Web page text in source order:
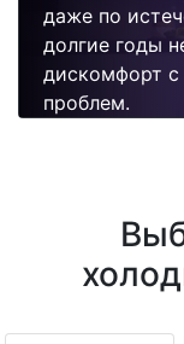
даже по
долгие годы
дискомфорт с
проблем.